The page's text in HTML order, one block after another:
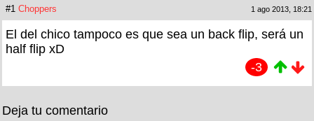
#1 Choppers 1 ago 2013, 18:21
El del chico tampoco es que sea un back flip, será un
half flip xD
-3
Deja tu comentario